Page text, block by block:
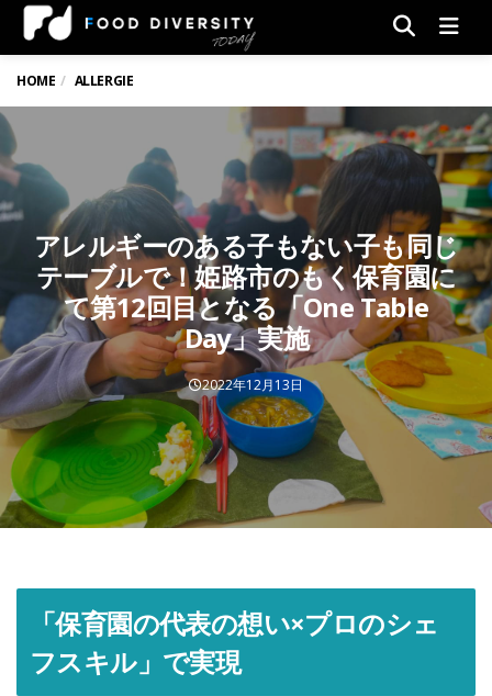
HOME ALLERGIE
アレルギーのある子もない子も同じ
テーブルで！姫路市のもく保育園に
て第12回目となる「One Table
Day」実施
2022年12月13日
「保育園の代表の想い×プロのシェ
フスキル」で実現